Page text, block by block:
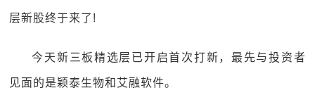
层新股终于来了!
今天新三板精选层已开启首次打新，最先与投资者
见面的是颖泰生物和艾融软件。